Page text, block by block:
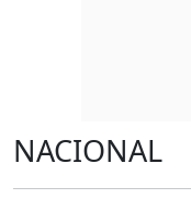
NACIONAL